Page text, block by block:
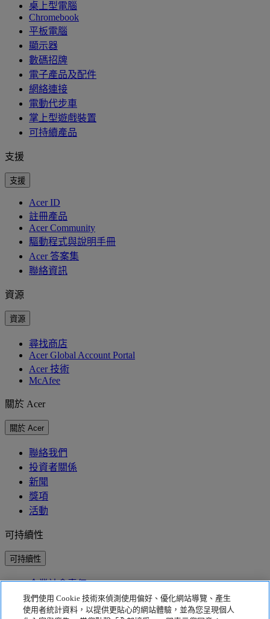
桌上型電腦
Chromebook
平板電腦
顯示器
數碼招牌
電子產品及配件
網絡連接
電動代步車
掌上型遊戲裝置
可持續產品
支援
支援
Acer ID
註冊產品
Acer Community
驅動程式與說明手冊
Acer 答案集
聯絡資訊
資源
資源
尋找商店
Acer Global Account Portal
Acer 技術
McAfee
關於 Acer
關於 Acer
聯絡我們
投資者關係
新聞
獎項
活動
可持續性
可持續性
企業社會責任
產品碳足跡
Project Humanity
我們使用 Cookie 技術來偵測使用偏好、優化網站導覽、產生
使用者統計資料，以提供更貼心的網站體驗，並為您呈現個人